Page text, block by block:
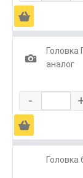
Ä
1
аналог
-
Ä
Головка